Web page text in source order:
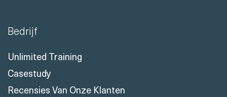
Bedrijf
Unlimited Training
Casestudy
Recensies Van Onze Klanten